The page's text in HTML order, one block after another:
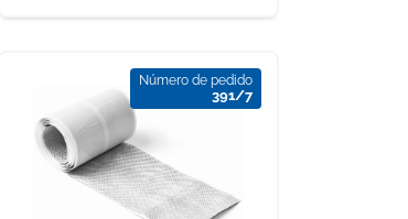
Número de pedido
391/7